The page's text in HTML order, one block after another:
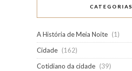
CATEGORIAS
A História de Meia Noite (1)
Cidade (162)
Cotidiano da cidade (39)